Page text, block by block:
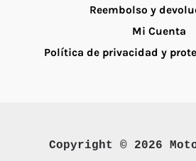
Reembolso y
Mi Cuenta
Política de privacidad y
Copyright © 2026